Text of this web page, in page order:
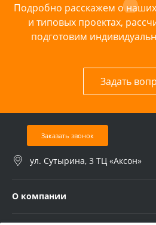
Подробно расскажем о наших
и типовых проектах,
подготовим
Задать
Заказать звонок
ул. Сутырина, 3 ТЦ «Аксон»
О компании